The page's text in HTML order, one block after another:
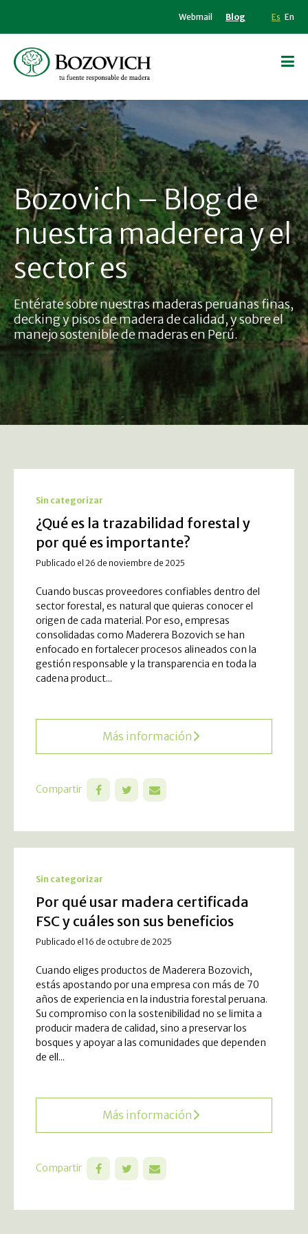
Webmail Blog Es En
Bozovich – Blog de
nuestra maderera y el
sector es
Entérate sobre nuestras maderas peruanas finas,
decking y pisos de madera de calidad, y sobre el
manejo sostenible de maderas en Perú.
Sin categorizar
¿Qué es la trazabilidad forestal y
por qué es importante?
Publicado el 26 de noviembre de 2025
Cuando buscas proveedores confiables dentro del
sector forestal, es natural que quieras conocer el
origen de cada material. Por eso, empresas
consolidadas como Maderera Bozovich se han
enfocado en fortalecer procesos alineados con la
gestión responsable y la transparencia en toda la
cadena product...
Más información
Compartir
Sin categorizar
Por qué usar madera certificada
FSC y cuáles son sus beneficios
Publicado el 16 de octubre de 2025
Cuando eliges productos de Maderera Bozovich,
estás apostando por una empresa con más de 70
años de experiencia en la industria forestal peruana.
Su compromiso con la sostenibilidad no se limita a
producir madera de calidad, sino a preservar los
bosques y apoyar a las comunidades que dependen
de ell...
Más información
Compartir